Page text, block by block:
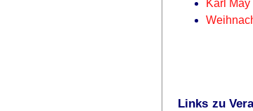
Karl
Links zu